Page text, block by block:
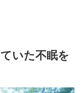
いた不眠を